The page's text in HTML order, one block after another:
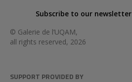
Subscribe to our newsletter
© Galerie de l’UQAM,
all rights reserved, 2026
SUPPORT PROVIDED BY